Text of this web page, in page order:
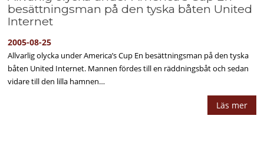
besättningsman på den tyska båten United
Internet
2005-08-25
Allvarlig olycka under America’s Cup En besättningsman på den tyska
båten United Internet. Mannen fördes till en räddningsbåt och sedan
vidare till den lilla hamnen…
Läs mer